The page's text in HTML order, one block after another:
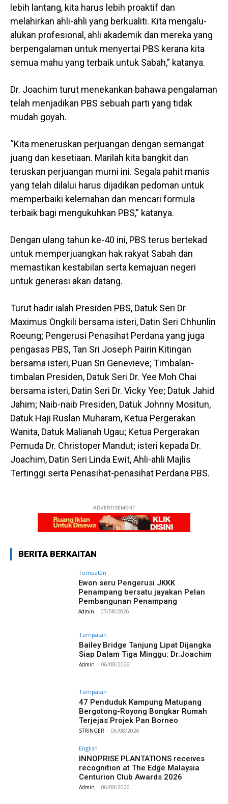
lebih lantang, kita harus lebih proaktif dan
melahirkan ahli-ahli yang berkualiti. Kita mengalu-
alukan profesional, ahli akademik dan mereka yang
berpengalaman untuk menyertai PBS kerana kita
semua mahu yang terbaik untuk Sabah,” katanya.
Dr. Joachim turut menekankan bahawa pengalaman
telah menjadikan PBS sebuah parti yang tidak
mudah goyah.
“Kita meneruskan perjuangan dengan semangat
juang dan kesetiaan. Marilah kita bangkit dan
teruskan perjuangan murni ini. Segala pahit manis
yang telah dilalui harus dijadikan pedoman untuk
memperbaiki kelemahan dan mencari formula
terbaik bagi mengukuhkan PBS,” katanya.
Dengan ulang tahun ke-40 ini, PBS terus bertekad
untuk memperjuangkan hak rakyat Sabah dan
memastikan kestabilan serta kemajuan negeri
untuk generasi akan datang.
Turut hadir ialah Presiden PBS, Datuk Seri Dr
Maximus Ongkili bersama isteri, Datin Seri Chhunlin
Roeung; Pengerusi Penasihat Perdana yang juga
pengasas PBS, Tan Sri Joseph Pairin Kitingan
bersama isteri, Puan Sri Genevieve; Timbalan-
timbalan Presiden, Datuk Seri Dr. Yee Moh Chai
bersama isteri, Datin Seri Dr. Vicky Yee; Datuk Jahid
Jahim; Naib-naib Presiden, Datuk Johnny Mositun,
Datuk Haji Ruslan Muharam, Ketua Pergerakan
Wanita, Datuk Malianah Ugau; Ketua Pergerakan
Pemuda Dr. Christoper Mandut; isteri kepada Dr.
Joachim, Datin Seri Linda Ewit, Ahli-ahli Majlis
Tertinggi serta Penasihat-penasihat Perdana PBS.
ADVERTISEMENT
BERITA BERKAITAN
Tempatan
Ewon seru Pengerusi JKKK
Penampang bersatu jayakan Pelan
Pembangunan Penampang
Admin - 07/08/2026
Tempatan
Bailey Bridge Tanjung Lipat Dijangka
Siap Dalam Tiga Minggu: Dr.Joachim
Admin - 06/08/2026
Tempatan
47 Penduduk Kampung Matupang
Bergotong-Royong Bongkar Rumah
Terjejas Projek Pan Borneo
STRINGER - 06/08/2026
English
INNOPRISE PLANTATIONS receives
recognition at The Edge Malaysia
Centurion Club Awards 2026
Admin - 06/08/2026